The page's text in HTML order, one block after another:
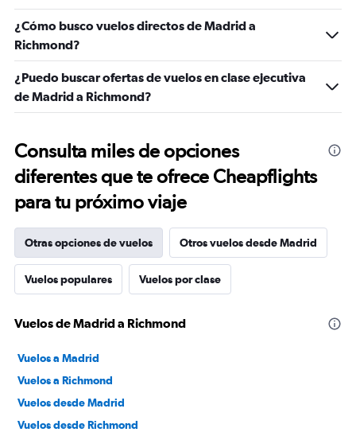
¿Cómo busco vuelos directos de Madrid a
Richmond?
¿Puedo buscar ofertas de vuelos en clase ejecutiva
de Madrid a Richmond?
Consulta miles de opciones
diferentes que te ofrece Cheapflights
para tu próximo viaje
Otras opciones de vuelos Otros vuelos desde Madrid
Vuelos populares Vuelos por clase
Vuelos de Madrid a Richmond
Vuelos a Madrid
Vuelos a Richmond
Vuelos desde Madrid
Vuelos desde Richmond